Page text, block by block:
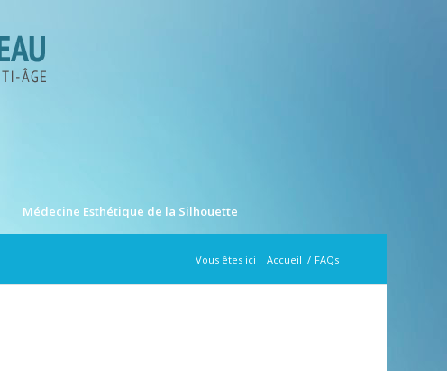
Médecine Esthétique de la Silhouette
Vous êtes ici : Accueil / FAQs